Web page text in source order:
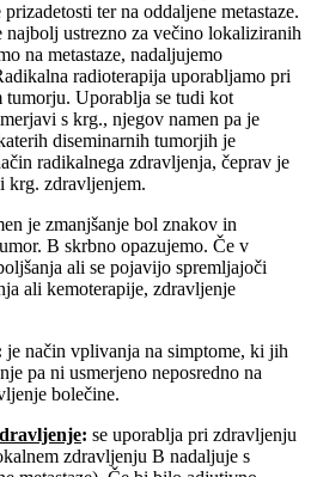
ter na oddaljene metastaze.
ustrezno za večino lokaliziranih
na metastaze, nadaljujemo
radioterapija uporabljamo pri
tumorju. Uporablja se tudi kot
s krg., njegov namen pa je
diseminarnih tumorjih je
radikalnega zdravljenja, čeprav je
krg. zdravljenjem.
je zmanjšanje bol znakov in
B skrbno opazujemo. Če v
ali se pojavijo spremljajoči
ali kemoterapije, zdravljenje
je način vplivanja na simptome, ki jih
pa ni usmerjeno neposredno na
bolečine.
: se uporablja pri zdravljenju
zdravljenju B nadaljuje s